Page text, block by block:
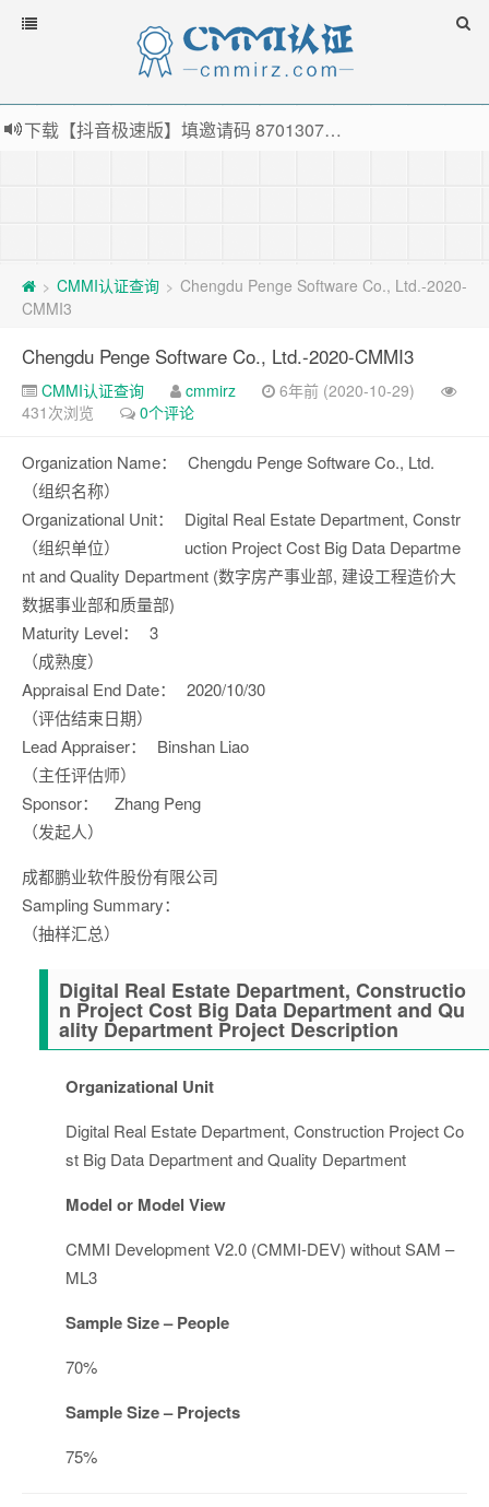
下载【抖音极速版】填邀请码 870130746 即可领38元红包，可立即支付宝提现！！
> CMMI认证查询 > Chengdu Penge Software Co., Ltd.-2020-
CMMI3
Chengdu Penge Software Co., Ltd.-2020-CMMI3
CMMI认证查询 cmmirz
6年前 (2020-10-29)
431次浏览
0个评论
Organization Name：
（组织名称）
Chengdu Penge Software Co., Ltd.
Organizational Unit：
（组织单位）
Digital Real Estate Department, Constr
uction Project Cost Big Data Departme
nt and Quality Department (数字房产事业部, 建设工程造价大
数据事业部和质量部)
Maturity Level：
（成熟度）
3
Appraisal End Date：
（评估结束日期）
2020/10/30
Lead Appraiser：
（主任评估师）
Binshan Liao
Sponsor：
（发起人）
Zhang Peng
成都鹏业软件股份有限公司
Sampling Summary：
（抽样汇总）
Digital Real Estate Department, Constructio
n Project Cost Big Data Department and Qu
ality Department Project Description
Organizational Unit
Digital Real Estate Department, Construction Project Co
st Big Data Department and Quality Department
Model or Model View
CMMI Development V2.0 (CMMI-DEV) without SAM –
ML3
Sample Size – People
70%
Sample Size – Projects
75%